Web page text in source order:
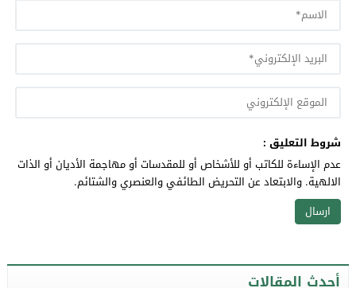
شروط التعليق :
عدم الإساءة للكاتب أو للأشخاص أو للمقدسات أو مهاجمة الأديان أو الذات
الالهية. والابتعاد عن التحريض الطائفي والعنصري والشتائم.
أحدث المقالات